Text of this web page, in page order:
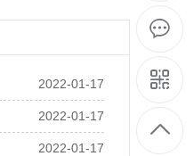
2022-01-17
2022-01-17
2022-01-17